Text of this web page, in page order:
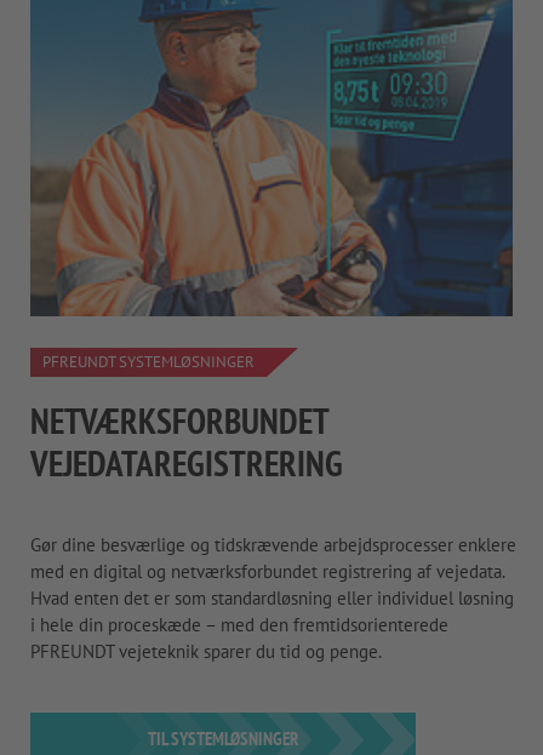
PFREUNDT SYSTEMLØSNINGER
NETVÆRKSFORBUNDET
VEJEDATAREGISTRERING
Gør dine besværlige og tidskrævende arbejdsprocesser enklere
med en digital og netværksforbundet registrering af vejedata.
Hvad enten det er som standardløsning eller individuel løsning
i hele din proceskæde – med den fremtidsorienterede
PFREUNDT vejeteknik sparer du tid og penge.
TIL SYSTEMLØSNINGER